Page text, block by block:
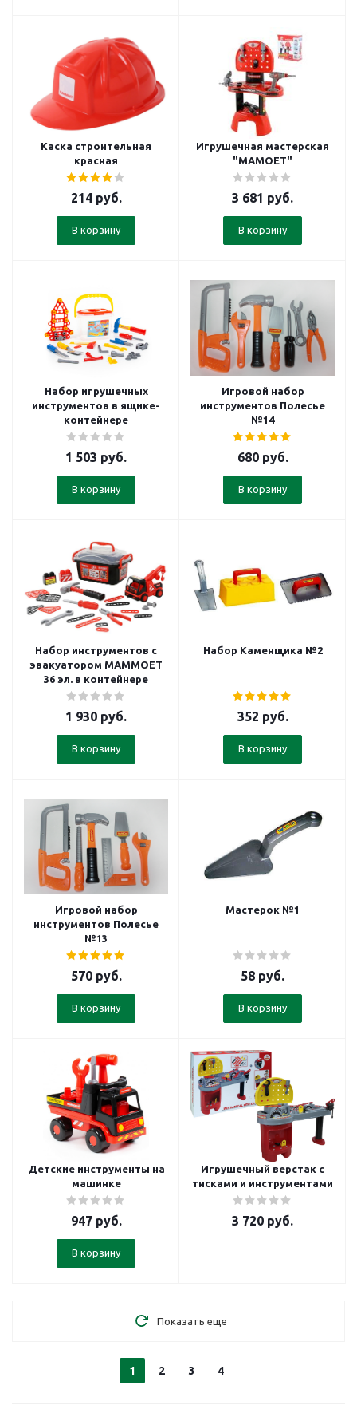
Каска строительная
красная
214руб.
В корзину
Игрушечная мастерская
"МАМОЕТ"
3 681 руб.
В корзину
Набор игрушечных
инструментов в ящике-
контейнере
1 503 руб.
В корзину
Игровой набор
инструментов Полесье
№14
680руб.
В корзину
Набор инструментов с
эвакуатором МАММОЕТ
36 эл. в контейнере
1 930 руб.
В корзину
Набор Каменщика №2
352 руб.
В корзину
Игровой набор
инструментов Полесье
№13
570руб.
В корзину
Мастерок №1
58 руб.
В корзину
Детские инструменты на
машинке
947руб.
В корзину
Игрушечный верстак с
тисками и инструментами
3 720 руб.
Показать еще
1 2 3 4